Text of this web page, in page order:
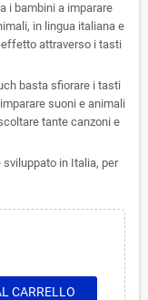
i bambini a imparare
in lingua italiana e
attraverso i tasti
basta sfiorare i tasti
suoni e animali
tante canzoni e
sviluppato in Italia, per
CARRELLO